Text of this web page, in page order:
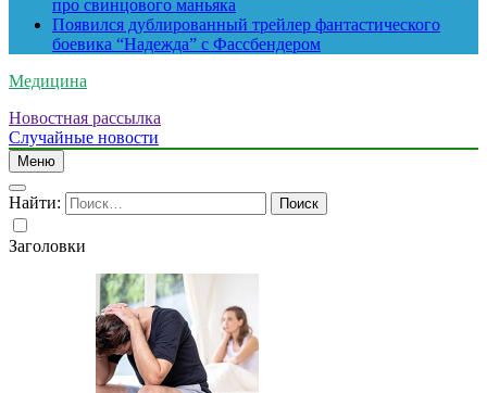
про свинцового маньяка
Появился дублированный трейлер фантастического
боевика “Надежда” с Фассбендером
Медицина
Новостная рассылка
Случайные новости
Меню
Найти:
Заголовки